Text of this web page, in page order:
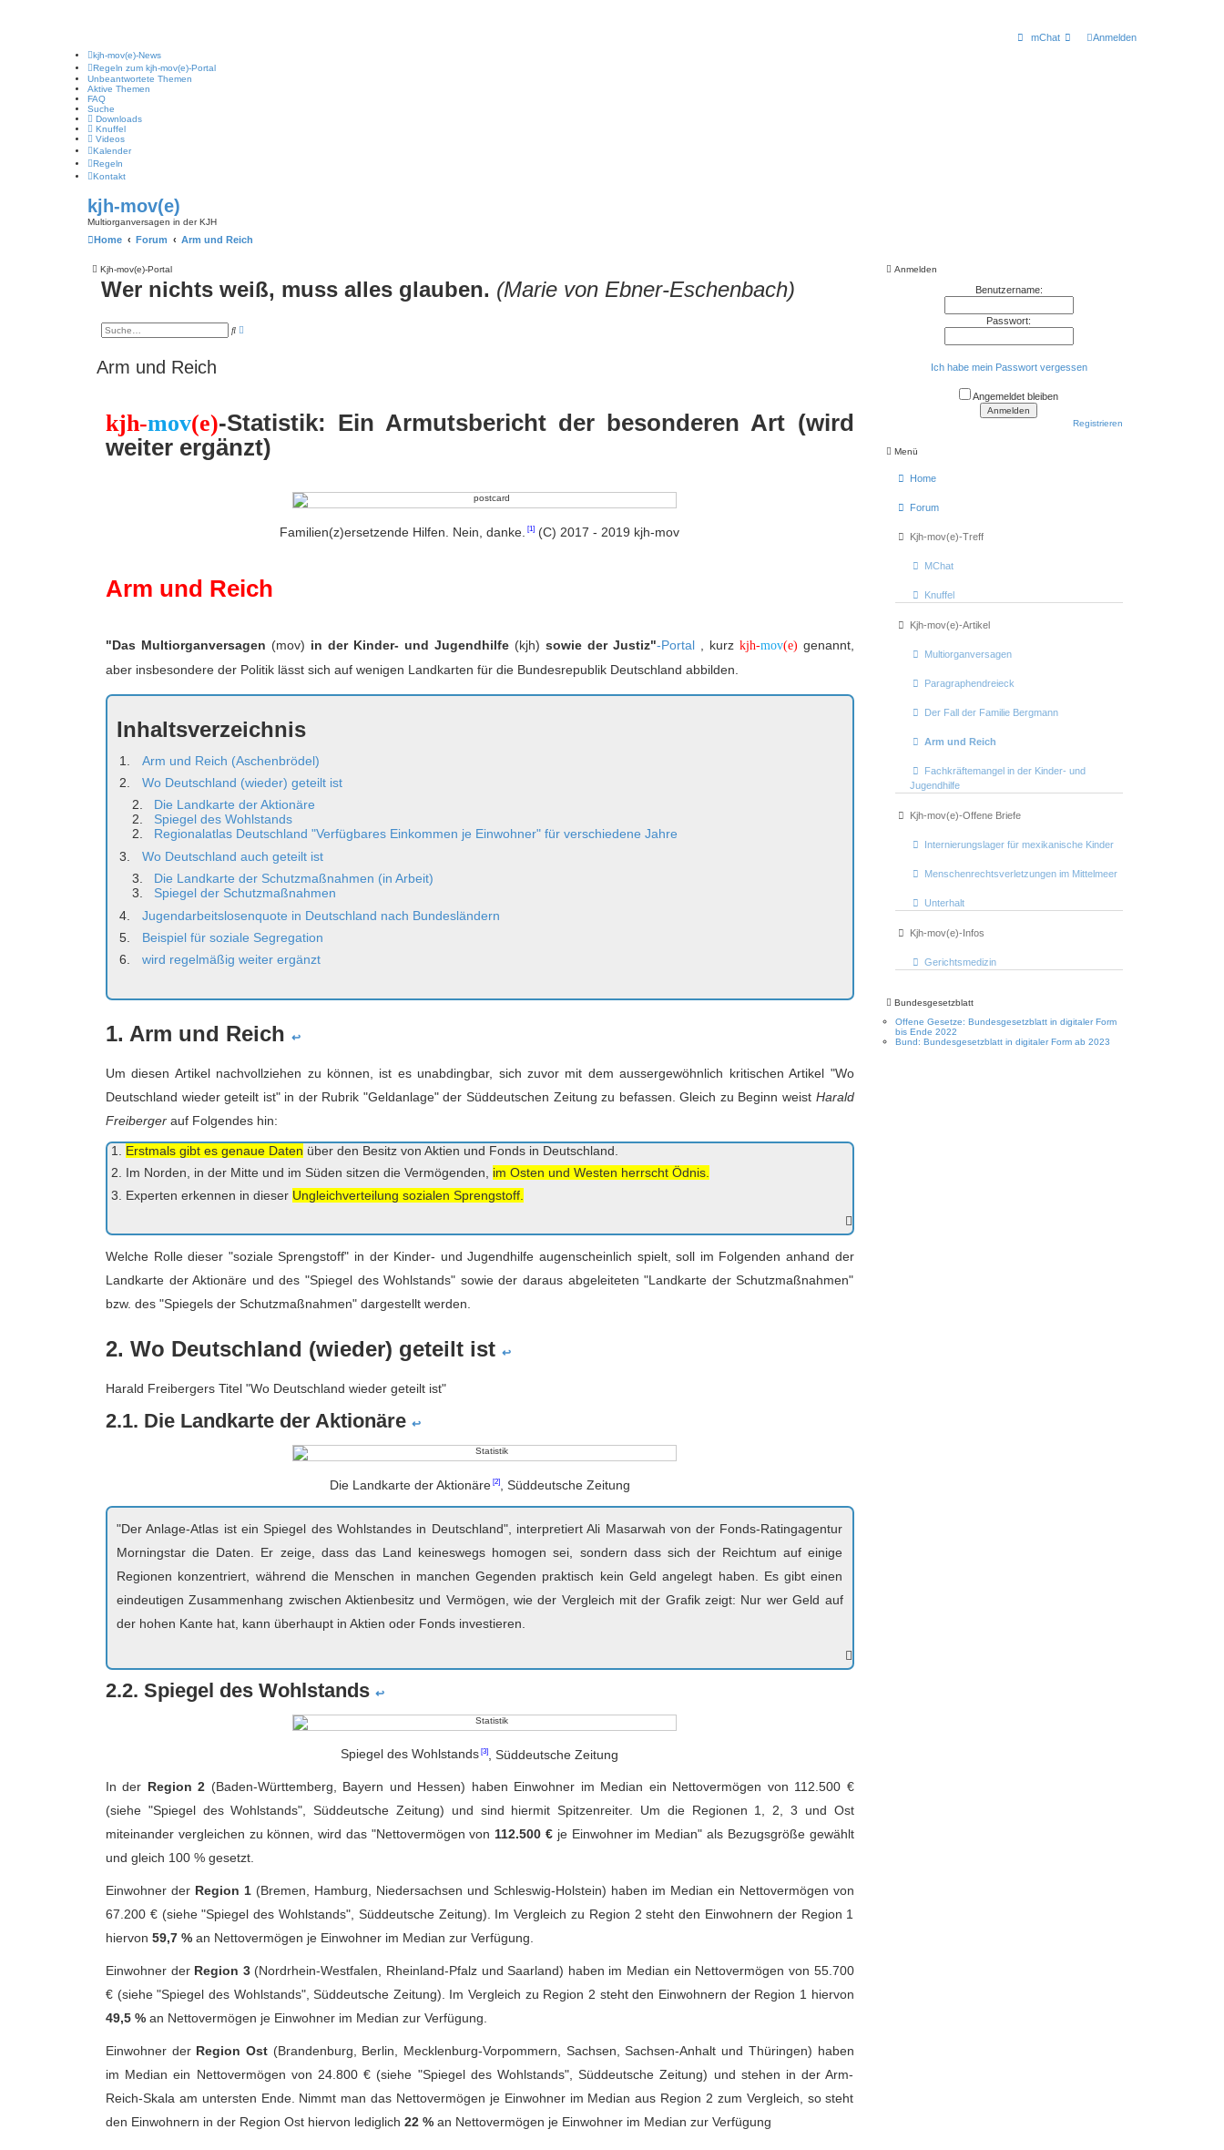
Anmelden
mChat
kjh-mov(e)-News
Regeln zum kjh-mov(e)-Portal
Unbeantwortete Themen
Aktive Themen
FAQ
Suche
Downloads
Knuffel
Videos
Kalender
Regeln
Kontakt
kjh-mov(e)
Multiorganversagen in der KJH
Home Forum Arm und Reich
Kjh-mov(e)-Portal
Wer nichts weiß, muss alles glauben. (Marie von Ebner-Eschenbach)
S
e
S
c
h
Arm und Reich
kjh-mov(e)-Statistik: Ein Armutsbericht der besonderen Art (wird
weiter ergänzt)
Familien(z)ersetzende Hilfen. Nein, danke. (C) 2017 - 2019 kjh-mov
Arm und Reich
"Das Multiorganversagen (mov) in der Kinder- und Jugendhilfe(kjh) sowie der Justiz"-Portal, kurz kjh-mov(e) genannt,
aber insbesondere der Politik lässt sich auf wenigen Landkarten für die Bundesrepublik Deutschland abbilden.
Inhaltsverzeichnis
Arm und Reich (Aschenbrödel)
Wo Deutschland (wieder) geteilt ist
Die Landkarte der Aktionäre
Spiegel des Wohlstands
Regionalatlas Deutschland "Verfügbares Einkommen je Einwohner" für verschiedene Jahre
Wo Deutschland auch geteilt ist
Die Landkarte der Schutzmaßnahmen (in Arbeit)
Spiegel der Schutzmaßnahmen
Jugendarbeitslosenquote in Deutschland nach Bundesländern
Beispiel für soziale Segregation
wird regelmäßig weiter ergänzt
1. Arm und Reich ↩
Um diesen Artikel nachvollziehen zu können, ist es unabdingbar, sich zuvor mit dem aussergewöhnlich kritischen Artikel "Wo
Deutschland wieder geteilt ist" in der Rubrik "Geldanlage" der Süddeutschen Zeitung zu befassen. Gleich zu Beginn weist Harald
Freiberger auf Folgendes hin:
Erstmals gibt es genaue Daten über den Besitz von Aktien und Fonds in Deutschland.
Im Norden, in der Mitte und im Süden sitzen die Vermögenden, im Osten und Westen herrscht Ödnis.
Experten erkennen in dieser Ungleichverteilung sozialen Sprengstoff.
Welche Rolle dieser "soziale Sprengstoff" in der Kinder- und Jugendhilfe augenscheinlich spielt, soll im Folgenden anhand der
Landkarte der Aktionäre und des "Spiegel des Wohlstands" sowie der daraus abgeleiteten "Landkarte der Schutzmaßnahmen"
bzw. des "Spiegels der Schutzmaßnahmen" dargestellt werden.
2. Wo Deutschland (wieder) geteilt ist ↩
Harald Freibergers Titel "Wo Deutschland wieder geteilt ist"
2.1. Die Landkarte der Aktionäre ↩
Die Landkarte der Aktionäre , Süddeutsche Zeitung
"Der Anlage-Atlas ist ein Spiegel des Wohlstandes in Deutschland", interpretiert Ali Masarwah von der Fonds-Ratingagentur
Morningstar die Daten. Er zeige, dass das Land keineswegs homogen sei, sondern dass sich der Reichtum auf einige
Regionen konzentriert, während die Menschen in manchen Gegenden praktisch kein Geld angelegt haben. Es gibt einen
eindeutigen Zusammenhang zwischen Aktienbesitz und Vermögen, wie der Vergleich mit der Grafik zeigt: Nur wer Geld auf
der hohen Kante hat, kann überhaupt in Aktien oder Fonds investieren.
2.2. Spiegel des Wohlstands ↩
Spiegel des Wohlstands , Süddeutsche Zeitung
In der Region 2 (Baden-Württemberg, Bayern und Hessen) haben Einwohner im Median ein Nettovermögen von 112.500 €
(siehe "Spiegel des Wohlstands", Süddeutsche Zeitung) und sind hiermit Spitzenreiter. Um die Regionen 1, 2, 3 und Ost
miteinander vergleichen zu können, wird das "Nettovermögen von112.500 € je Einwohner im Median" als Bezugsgröße gewählt
und gleich 100 % gesetzt.
Einwohner der Region 1(Bremen, Hamburg, Niedersachsen und Schleswig-Holstein) haben im Median ein Nettovermögen von
67.200 € (siehe "Spiegel des Wohlstands", Süddeutsche Zeitung). Im Vergleich zu Region 2 steht den Einwohnern der Region 1
hiervon 59,7 % an Nettovermögen je Einwohner im Median zur Verfügung.
Einwohner der Region 3(Nordrhein-Westfalen, Rheinland-Pfalz und Saarland) haben im Median ein Nettovermögen von 55.700
€ (siehe "Spiegel des Wohlstands", Süddeutsche Zeitung). Im Vergleich zu Region 2 steht den Einwohnern der Region 1 hiervon
49,5 % an Nettovermögen je Einwohner im Median zur Verfügung.
Einwohner der Region Ost (Brandenburg, Berlin, Mecklenburg-Vorpommern, Sachsen, Sachsen-Anhalt und Thüringen) haben
im Median ein Nettovermögen von 24.800 € (siehe "Spiegel des Wohlstands", Süddeutsche Zeitung) und stehen in der Arm-
Reich-Skala am untersten Ende. Nimmt man das Nettovermögen je Einwohner im Median aus Region 2 zum Vergleich, so steht
den Einwohnern in der Region Ost hiervon lediglich 22 % an Nettovermögen je Einwohner im Median zur Verfügung
Anmelden
Benutzername:
Passwort:
Ich habe mein Passwort vergessen
Angemeldet bleiben
Registrieren
Menü
Home
Forum
Kjh-mov(e)-Treff
MChat
Knuffel
Kjh-mov(e)-Artikel
Multiorganversagen
Paragraphendreieck
Der Fall der Familie Bergmann
Arm und Reich
Fachkräftemangel in der Kinder- und
Jugendhilfe
Kjh-mov(e)-Offene Briefe
Internierungslager für mexikanische Kinder
Menschenrechtsverletzungen im Mittelmeer
Unterhalt
Kjh-mov(e)-Infos
Gerichtsmedizin
Bundesgesetzblatt
Offene Gesetze: Bundesgesetzblatt in digitaler Form
bis Ende 2022
Bund: Bundesgesetzblatt in digitaler Form ab 2023